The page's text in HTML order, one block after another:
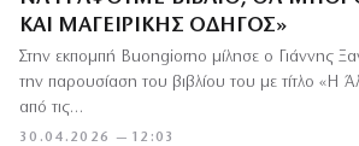
ΚΑΙ ΜΑΓΕΙΡΙΚΉΣ ΟΔΗΓΌΣ»
30.04.2026 — 12:03
Στην εκπομπή Buongiorno μίλησε ο Γιάννης
την παρουσίαση του βιβλίου του με τίτλο
από τις…